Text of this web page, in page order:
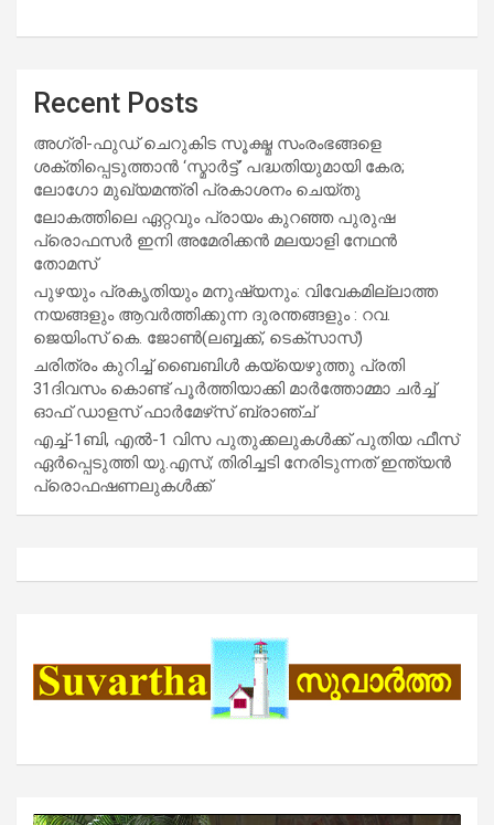
Recent Posts
അഗ്രി-ഫുഡ് ചെറുകിട സൂക്ഷ്മ സംരംഭങ്ങളെ
ശക്തിപ്പെടുത്താന്‍ ‘സ്മാര്‍ട്ട്’ പദ്ധതിയുമായി കേര;
ലോഗോ മുഖ്യമന്ത്രി പ്രകാശനം ചെയ്തു
ലോകത്തിലെ ഏറ്റവും പ്രായം കുറഞ്ഞ പുരുഷ
പ്രൊഫസർ ഇനി അമേരിക്കൻ മലയാളി നേഥൻ
തോമസ്
പുഴയും പ്രകൃതിയും മനുഷ്യനും: വിവേകമില്ലാത്ത
നയങ്ങളും ആവർത്തിക്കുന്ന ദുരന്തങ്ങളും : റവ.
ജെയിംസ് കെ. ജോൺ(ലബ്ബക്ക്, ടെക്സാസ്)
ചരിത്രം കുറിച്ച് ബൈബിൾ കയ്യെഴുത്തു പ്രതി
31ദിവസം കൊണ്ട് പൂർത്തിയാക്കി മാർത്തോമ്മാ ചർച്ച്
ഓഫ് ഡാളസ് ഫാർമേഴ്‌സ് ബ്രാഞ്ച്
എച്ച്-1ബി, എൽ-1 വിസ പുതുക്കലുകൾക്ക് പുതിയ ഫീസ്
ഏർപ്പെടുത്തി യു.എസ്; തിരിച്ചടി നേരിടുന്നത് ഇന്ത്യൻ
പ്രൊഫഷണലുകൾക്ക്